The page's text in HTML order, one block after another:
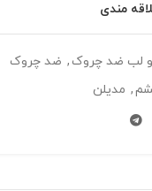
مندی
لب ضد چروک , ضد چروک
, مدیلن